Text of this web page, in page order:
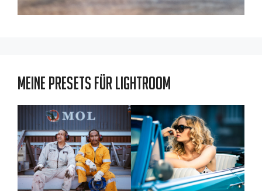
Meine Presets für Lightroom